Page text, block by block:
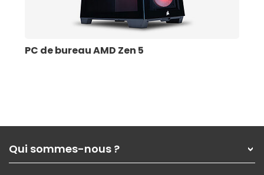
PC de bureau AMD Zen 5
Qui sommes-nous ?